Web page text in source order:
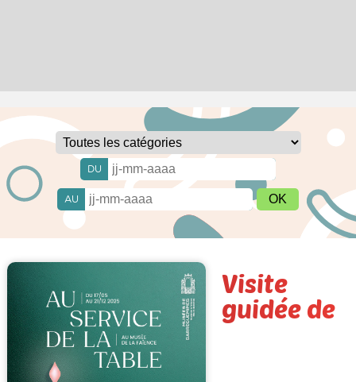
DU
AU
Visite
guidée de